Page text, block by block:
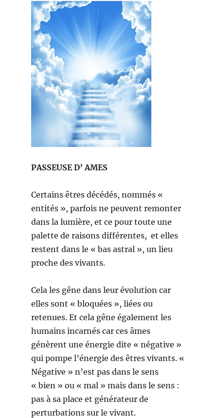
PASSEUSE D’ AMES
Certains êtres décédés, nommés «
entités », parfois ne peuvent remonter
dans la lumière, et ce pour toute une
palette de raisons différentes, et elles
restent dans le « bas astral », un lieu
proche des vivants.
Cela les gêne dans leur évolution car
elles sont « bloquées », liées ou
retenues. Et cela gêne également les
humains incarnés car ces âmes
génèrent une énergie dite « négative »
qui pompe l’énergie des êtres vivants. «
Négative » n’est pas dans le sens
« bien » ou « mal » mais dans le sens :
pas à sa place et générateur de
perturbations sur le vivant.